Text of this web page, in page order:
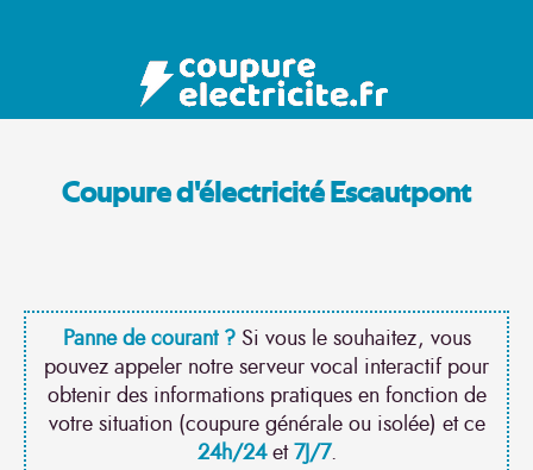
Coupure d'électricité Escautpont
Panne de courant ?Si vous le souhaitez, vous
pouvez appeler notre serveur vocal interactif pour
obtenir des informations pratiques en fonction de
votre situation (coupure générale ou isolée) et ce
24h/24et7J/7.